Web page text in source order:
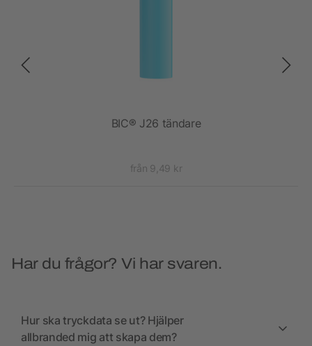
BIC® J26 tändare
från 9,49 kr
Har du frågor? Vi har svaren.
Hur ska tryckdata se ut? Hjälper
allbranded mig att skapa dem?